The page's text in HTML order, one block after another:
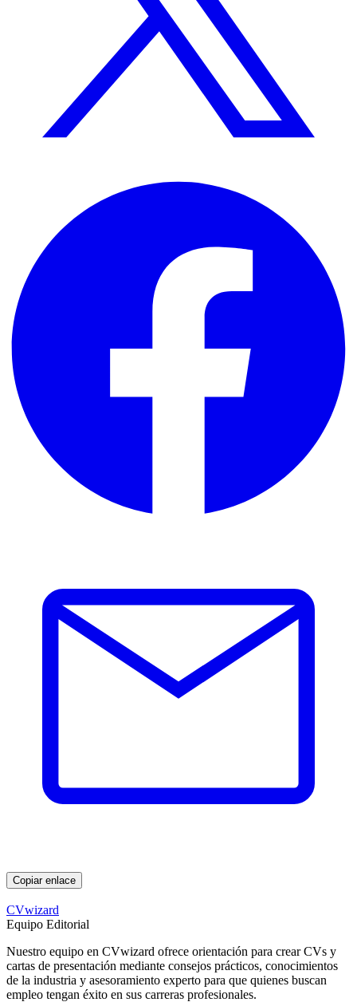
Copiar enlace
CVwizard
Equipo Editorial
Nuestro equipo en CVwizard ofrece orientación para crear CVs y
cartas de presentación mediante consejos prácticos, conocimientos
de la industria y asesoramiento experto para que quienes buscan
empleo tengan éxito en sus carreras profesionales.